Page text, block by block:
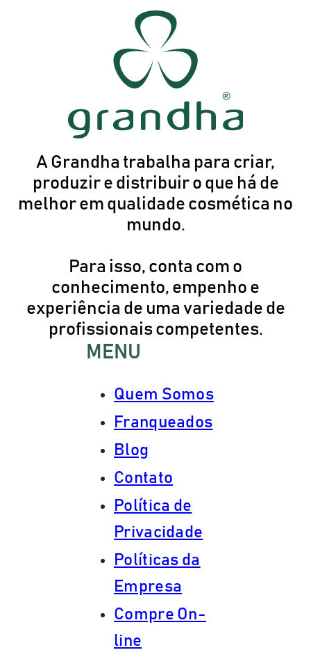
A Grandha trabalha para criar,
produzir e distribuir o que há de
melhor em qualidade cosmética no
mundo.
Para isso, conta com o
conhecimento, empenho e
experiência de uma variedade de
profissionais competentes.
MENU
Quem Somos
Franqueados
Blog
Contato
Política de
Privacidade
Políticas da
Empresa
Compre On-
line